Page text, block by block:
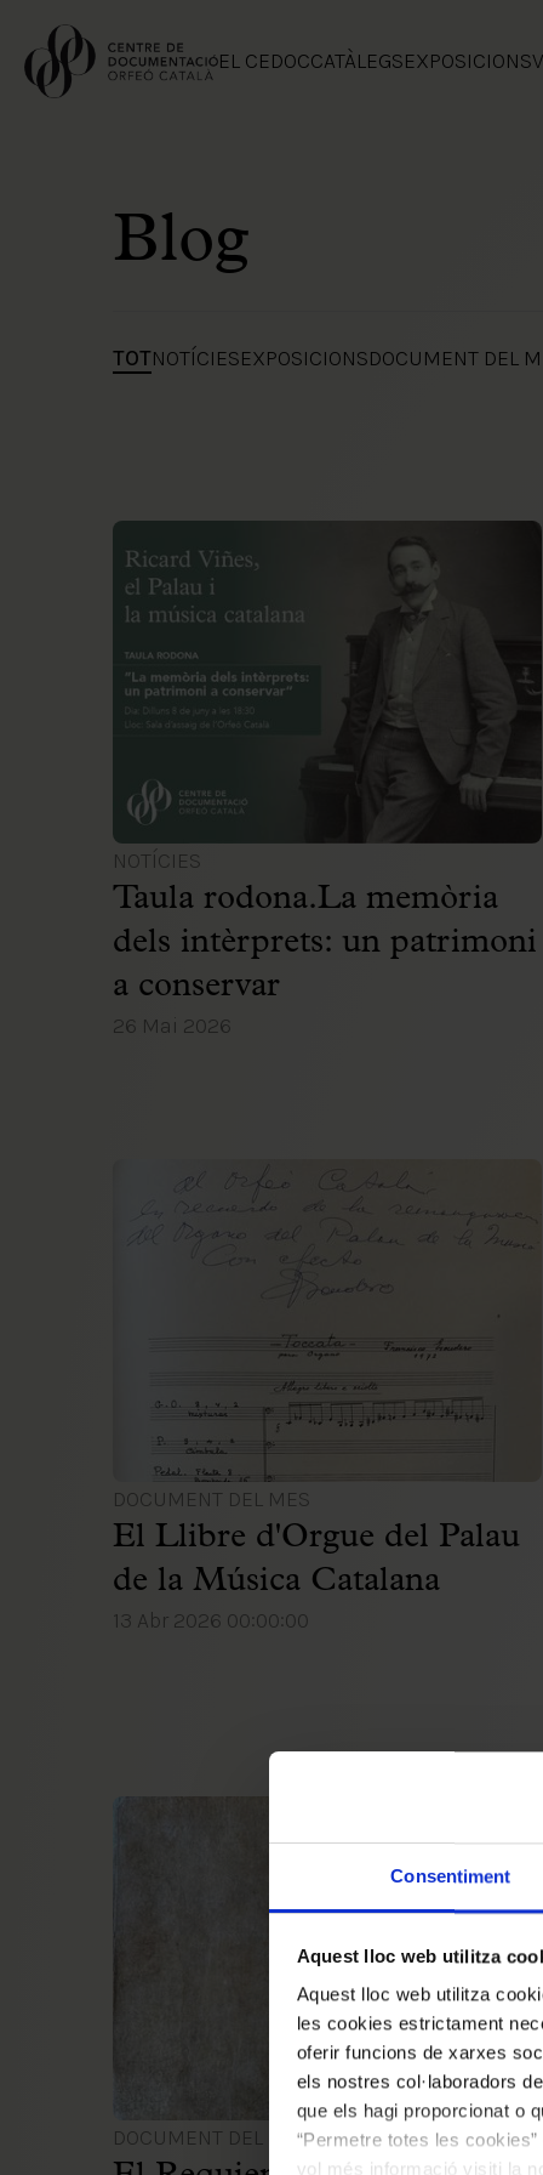
Consentiment
Aquest lloc web utilitza
Aquest lloc web utilitza
les cookies estrictament
oferir funcions de xarxes
els nostres col·laboradors
que els hagi proporcionat o
“Permetre totes les
vol més informació visiti la
EL CEDOCCATÀLEGSEXPOSICIONS
Blog
TOTNOTÍCIESEXPOSICIONSDOCUMENT DEL
NOTÍCIES
Taula rodona.La memòria
dels intèrprets: un patrimoni
a conservar
26 Mai 2026
DOCUMENT DEL MES
El Llibre d'Orgue del Palau
de la Música Catalana
13 Abr 2026 00:00:00
DOCUMENT DEL MES